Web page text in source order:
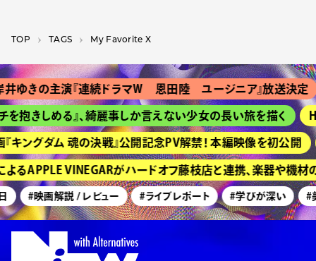
TOP T­A­G­S My Favorite X
ゆきの主演『連続ドラマＷ 恩田陸 ユージニア』放送決定
抱きしめる』、綺麗事しか言えない少女の長い旅を描く
ングダム 魂の決戦』公開記念PV解禁！ 本編映像を初公開
るAPPLE VINEGARがハードオフ藤枝店と連携、楽器や機材
#映画解説 / レビュー #ライブレポート #学びが深い #美